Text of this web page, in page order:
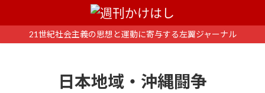
ン
ー
21世紀社会主義の思想と運動に寄与する左翼ジャーナル
日本地域・沖縄闘争